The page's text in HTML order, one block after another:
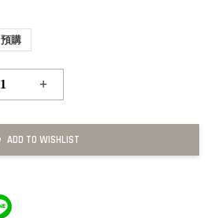
預購
+
ADD TO WISHLIST